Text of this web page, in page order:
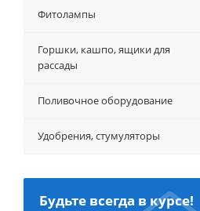
Фитолампы
Горшки, кашпо, ящики для
рассады
Поливочное оборудование
Удобрения, стумуляторы
Будьте всегда в курсе!